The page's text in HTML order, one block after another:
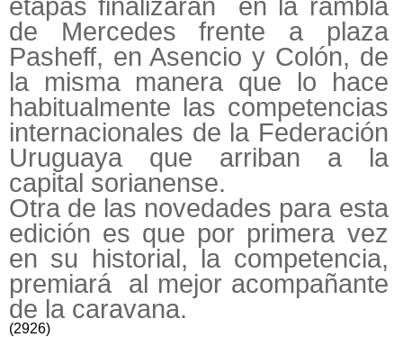
etapas finalizarán en la rambla
de Mercedes frente a plaza
Pasheff, en Asencio y Colón, de
la misma manera que lo hace
habitualmente las competencias
internacionales de la Federación
Uruguaya que arriban a la
capital sorianense.
Otra de las novedades para esta
edición es que por primera vez
en su historial, la competencia,
premiará al mejor acompañante
de la caravana.
(2926)